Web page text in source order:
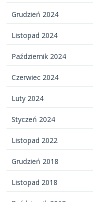
Grudzień 2024
Listopad 2024
Październik 2024
Czerwiec 2024
Luty 2024
Styczeń 2024
Listopad 2022
Grudzień 2018
Listopad 2018